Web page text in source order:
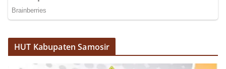
Sunggal, Aiptu Muliyadi Suraukur, melaksanakan
Kecamatan Medan Sunggal, pada Rabu
(05/08/2026).‎‎Kegiatan tersebut berlangsung sejak
pukul 09.00 WIB hingga selesai, menyasar rumah-
HUT Kabupaten Samosir